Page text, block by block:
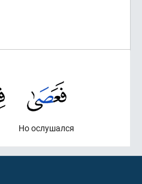
Но ослушался